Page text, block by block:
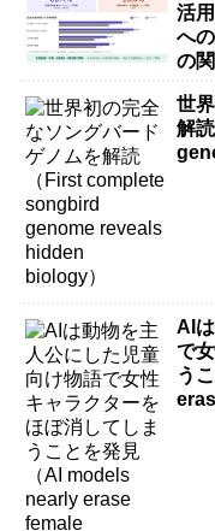
活
へ
の
世
解
AI
で
う